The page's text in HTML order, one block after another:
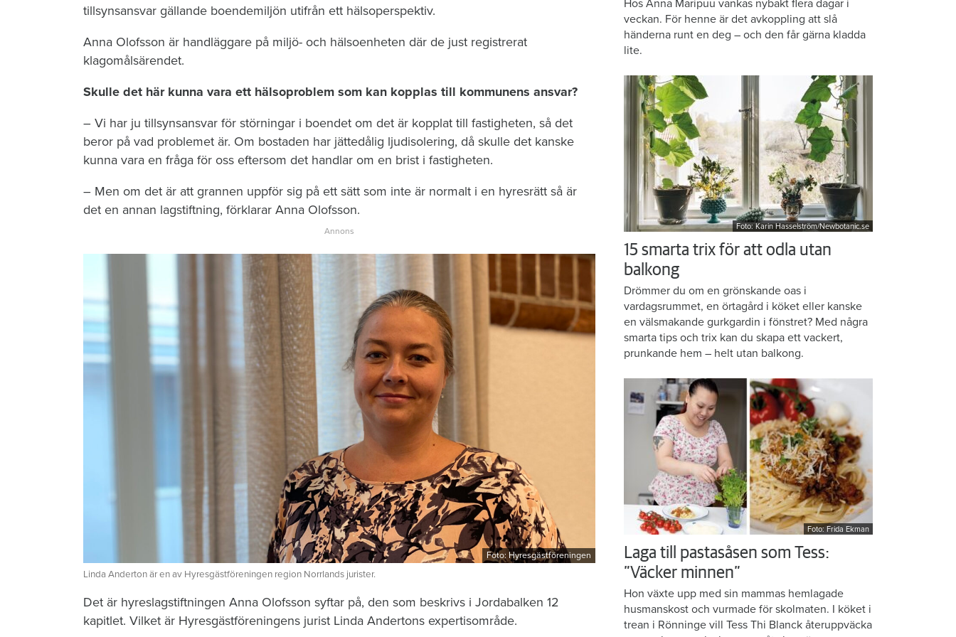
tillsynsansvar gällande boendemiljön utifrån ett hälsoperspektiv.
Anna Olofsson är handläggare på miljö- och hälsoenheten där de just registrerat
klagomålsärendet.
Skulle det här kunna vara ett hälsoproblem som kan kopplas till kommunens ansvar?
– Vi har ju tillsynsansvar för störningar i boendet om det är kopplat till fastigheten, så det
beror på vad problemet är. Om bostaden har jättedålig ljudisolering, då skulle det kanske
kunna vara en fråga för oss eftersom det handlar om en brist i fastigheten.
– Men om det är att grannen uppför sig på ett sätt som inte är normalt i en hyresrätt så är
det en annan lagstiftning, förklarar Anna Olofsson.
Foto: Hyresgästföreningen
Linda Anderton är en av Hyresgästföreningen region Norrlands jurister.
Det är hyreslagstiftningen Anna Olofsson syftar på, den som beskrivs i Jordabalken 12
kapitlet. Vilket är Hyresgästföreningens jurist Linda Andertons expertisområde.
Hos Anna Maripuu vankas nybakt flera dagar i
veckan. För henne är det avkoppling att slå
händerna runt en deg – och den får gärna kladda
lite.
Foto: Karin Hasselström/Newbotanic.se
15 smarta trix för att odla utan
balkong
Drömmer du om en grönskande oas i
vardagsrummet, en örtagård i köket eller kanske
en välsmakande gurkgardin i fönstret? Med några
smarta tips och trix kan du skapa ett vackert,
prunkande hem – helt utan balkong.
Foto: Frida Ekman
Laga till pastasåsen som Tess:
”Väcker minnen”
Hon växte upp med sin mammas hemlagade
husmanskost och vurmade för skolmaten. I köket i
trean i Rönninge vill Tess Thi Blanck återuppväcka